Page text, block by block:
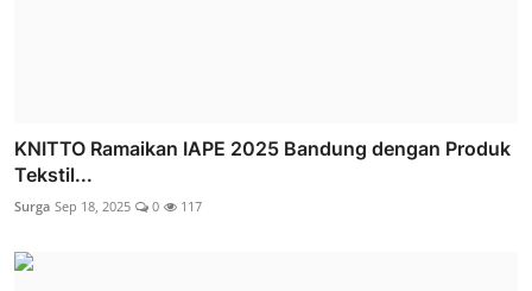
KNITTO Ramaikan IAPE 2025 Bandung dengan Produk
Tekstil...
Surga Sep 18, 2025 0 117